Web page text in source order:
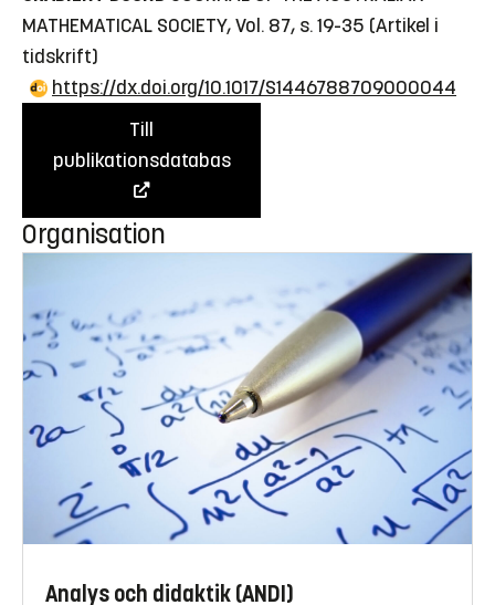
MATHEMATICAL SOCIETY, Vol. 87, s. 19-35 (Artikel i
tidskrift)
https://dx.doi.org/10.1017/S1446788709000044
Till
publikationsdatabas
Organisation
Analys och didaktik (ANDI)